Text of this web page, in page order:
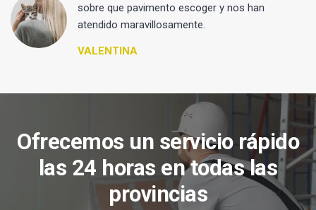
sobre que pavimento escoger y nos han
atendido maravillosamente.
VALENTINA
Ofrecemos un servicio rápido
las 24 horas en todas las
provincias